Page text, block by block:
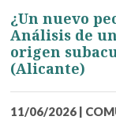
¿Un nuevo
Análisis de
origen
(Alicante)
11/06/2026 |